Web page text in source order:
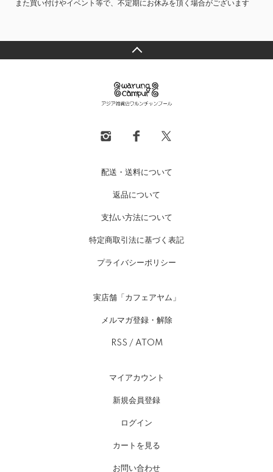
また買い付けやイベント等で、不定期にお休みを頂く場合がございます
配送・送料について
返品について
支払い方法について
特定商取引法に基づく表記
プライバシーポリシー
実店舗「カフェアヤム」
メルマガ登録・解除
RSS / ATOM
マイアカウント
新規会員登録
ログイン
カートを見る
お問い合わせ